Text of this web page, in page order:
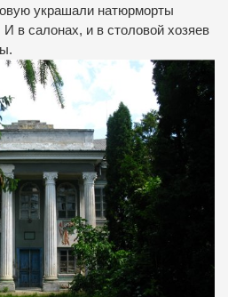
украшали натюрморты
в салонах, и в столовой хозяев